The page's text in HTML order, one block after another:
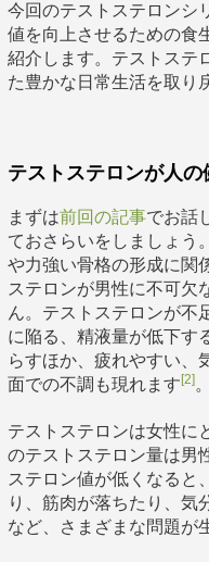
今回のテストステロンシ
値を向上させるための食
紹介します。テストステ
た豊かな日常生活を取り
テストステロンが人
まずは前回の記事でお話
ておさらいをしましょう
や力強い骨格の形成に関
ステロンが男性に不可欠
ん。テストステロンが不
に陥る、精液量が低下す
らすほか、疲れやすい、
面での不調も現れます [2]。
テストステロンは女性に
のテストステロン量は男
ステロン値が低くなると
り、筋肉が落ちたり、気
など、さまざまな問題が